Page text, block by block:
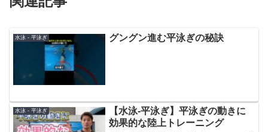
水泳 - 平泳ぎ グングン進む平泳ぎの秘訣
水泳 - 平泳ぎ
【水泳-平泳ぎ】平泳ぎの動きに
効果的な陸上トレーニング